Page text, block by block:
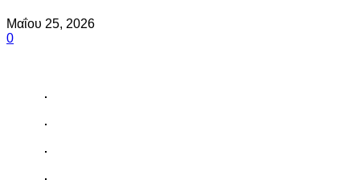
Μαΐου 25, 2026
0